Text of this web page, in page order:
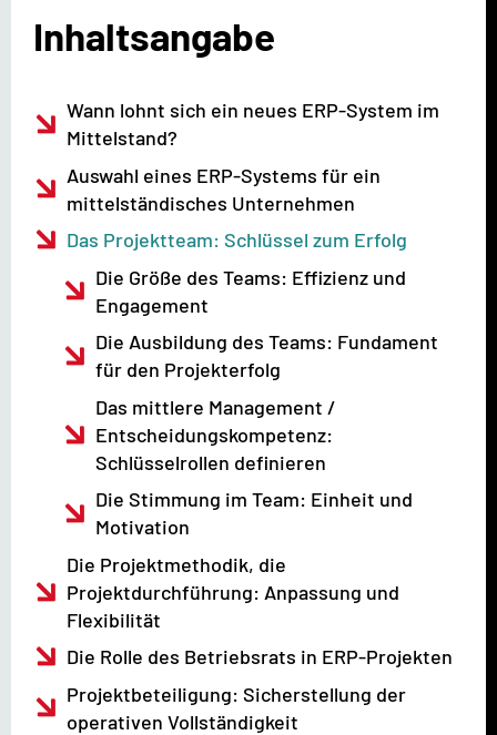
Inhaltsangabe
Wann lohnt sich ein neues ERP-System im
Mittelstand?
Auswahl eines ERP-Systems für ein
mittelständisches Unternehmen
Das Projektteam: Schlüssel zum Erfolg
Die Größe des Teams: Effizienz und
Engagement
Die Ausbildung des Teams: Fundament
für den Projekterfolg
Das mittlere Management /
Entscheidungskompetenz:
Schlüsselrollen definieren
Die Stimmung im Team: Einheit und
Motivation
Die Projektmethodik, die
Projektdurchführung: Anpassung und
Flexibilität
Die Rolle des Betriebsrats in ERP-Projekten
Projektbeteiligung: Sicherstellung der
operativen Vollständigkeit